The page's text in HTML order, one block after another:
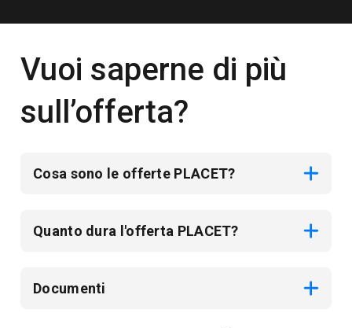
Vuoi saperne di più
sull’offerta?
Cosa sono le offerte PLACET?
Quanto dura l'offerta PLACET?
Documenti